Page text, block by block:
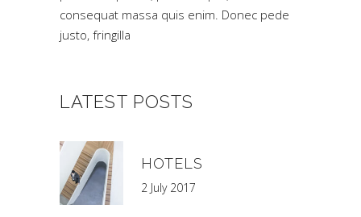
consequat massa quis enim. Donec pede
justo, fringilla
LATEST POSTS
HOTELS
2 July 2017